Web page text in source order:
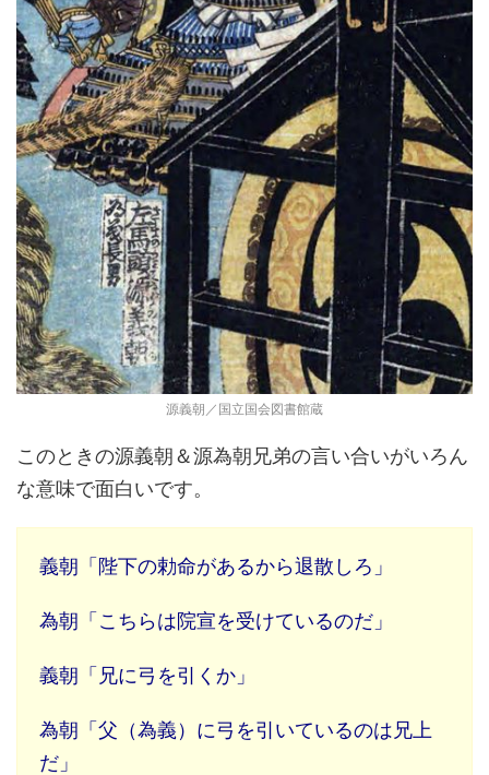
源義朝／国立国会図書館蔵
このときの源義朝＆源為朝兄弟の言い合いがいろん
な意味で面白いです。
義朝「陛下の勅命があるから退散しろ」
為朝「こちらは院宣を受けているのだ」
義朝「兄に弓を引くか」
為朝「父（為義）に弓を引いているのは兄上
だ」